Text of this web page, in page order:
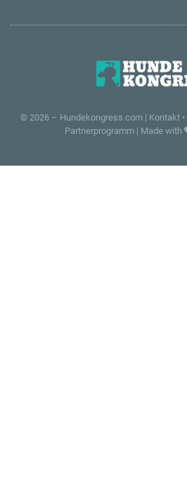
© 2026 – Hundekongress.com| Kontakt•
Partnerprogramm | Made with